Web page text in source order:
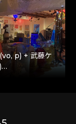
p) + 武藤ケ